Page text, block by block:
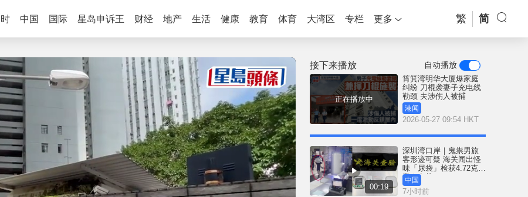
中国 国际 星岛申诉王 财经 地产 生活 健康 教育 体育 大湾区 专栏 更多 繁 简
接下来播放 自动播放
正在播放中
筲箕湾明华大厦爆家庭
纠纷 刀棍袭妻子充电线
勒颈 夫涉伤人被捕
港闻
2026-05-27 09:54 HKT
00:19
深圳湾口岸｜鬼祟男旅
客形迹可疑 海关闻出怪
味「尿袋」检获4.72克冰
毒｜有片
中国
7小时前